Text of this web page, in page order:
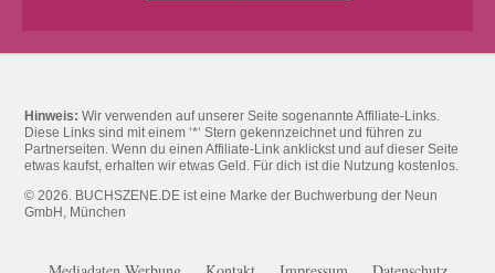
Hinweis: Wir verwenden auf unserer Seite sogenannte Affiliate-Links.
Diese Links sind mit einem ‘*‘ Stern gekennzeichnet und führen zu
Partnerseiten. Wenn du einen Affiliate-Link anklickst und auf dieser Seite
etwas kaufst, erhalten wir etwas Geld. Für dich ist die Nutzung kostenlos.
© 2026. BUCHSZENE.DE ist eine Marke der Buchwerbung der Neun
GmbH, München